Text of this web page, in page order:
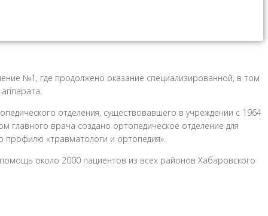
№1, где продолжено оказание специализированной, в том
отделения, существовавшего в учреждении с 1964
главного врача создано ортопедическое отделение для
«травматологи и ортопедия».
около 2000 пациентов из всех районов Хабаровского